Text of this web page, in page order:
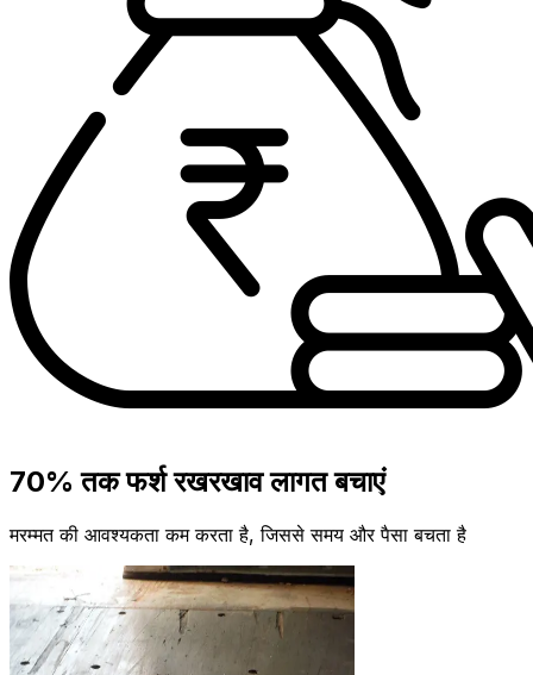
70% तक फर्श रखरखाव लागत बचाएं
मरम्मत की आवश्यकता कम करता है, जिससे समय और पैसा बचता है